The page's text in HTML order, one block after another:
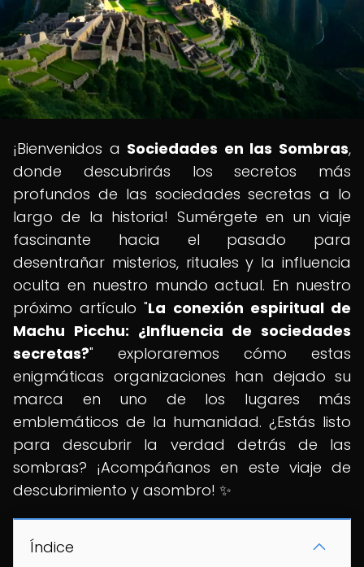
¡Bienvenidos a Sociedades en las Sombras,
donde descubrirás los secretos más
profundos de las sociedades secretas a lo
largo de la historia! Sumérgete en un viaje
fascinante hacia el pasado para
desentrañar misterios, rituales y la influencia
oculta en nuestro mundo actual. En nuestro
próximo artículo "La conexión espiritual de
Machu Picchu: ¿Influencia de sociedades
secretas?" exploraremos cómo estas
enigmáticas organizaciones han dejado su
marca en uno de los lugares más
emblemáticos de la humanidad. ¿Estás listo
para descubrir la verdad detrás de las
sombras? ¡Acompáñanos en este viaje de
descubrimiento y asombro! ✨
Índice